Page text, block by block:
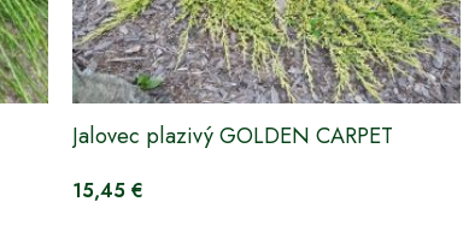
Jalovec plazivý GOLDEN CARPET
15,45 €